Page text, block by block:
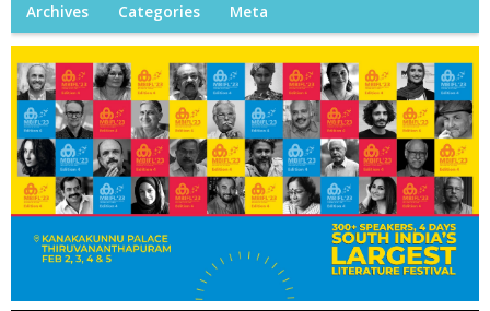
Archives Categories Meta